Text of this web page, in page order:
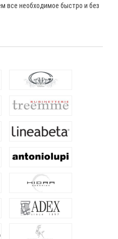
все необходимое быстро и без